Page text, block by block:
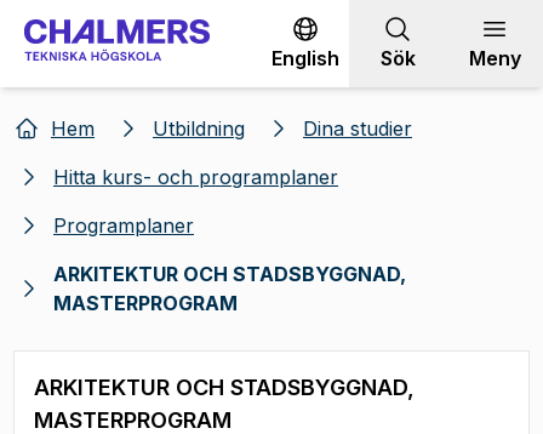
Gå till innehållet
English Sök Meny
Hem Utbildning
Dina studier
Hitta kurs- och programplaner
Programplaner
ARKITEKTUR OCH STADSBYGGNAD,
MASTERPROGRAM
ARKITEKTUR OCH STADSBYGGNAD,
MASTERPROGRAM